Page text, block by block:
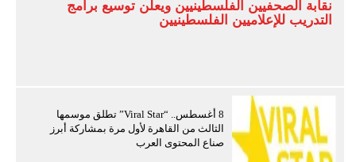
نقابة الصحفيين الفلسطينيين ويعلن توسيع برامج
التدريب للإعلاميين الفلسطينيين
8 أغسطس.. “Viral Star” تطلق موسمها
الثالث من القاهرة لأول مرة بمشاركة أبرز
صناع المحتوى العرب